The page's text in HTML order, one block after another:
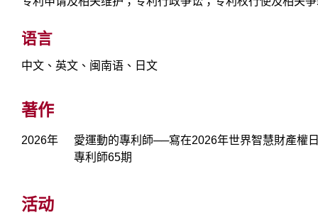
语言
中文、英文、闽南语、日文
著作
2026年
愛運動的專利師──寫在2026年世界智慧財產權日
專利師65期
活动